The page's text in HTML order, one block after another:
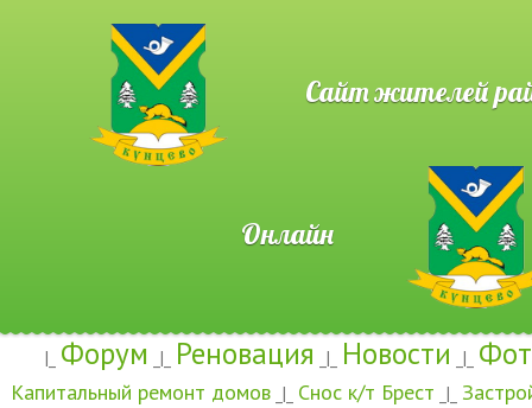
Сайт жителей
Онлайн
|_ Форум _|_ Реновация _|_ Новости _|_
Капитальный ремонт домов _|_ Снос к/т Брест _|_